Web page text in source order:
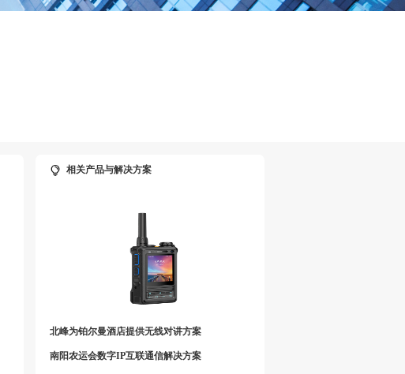
相关产品与解决方案
北峰为铂尔曼酒店提供无线对讲方案
南阳农运会数字IP互联通信解决方案